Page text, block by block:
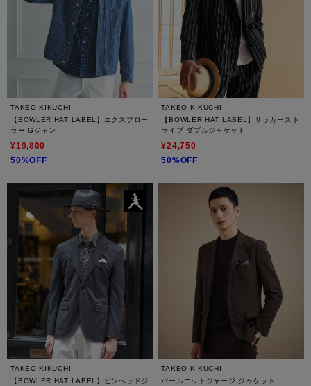
TAKEO KIKUCHI
【BOWLER HAT LABEL】エクスプロー
ラー Gジャン
¥19,800
50%OFF
TAKEO KIKUCHI
【BOWLER HAT LABEL】サッカースト
ライプ ダブルジャケット
¥24,750
50%OFF
TAKEO KIKUCHI
【BOWLER HAT LABEL】ピンヘッドジ
TAKEO KIKUCHI
パールニットジャージ ジャケット